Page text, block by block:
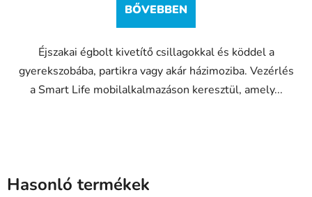
5,0
csillag.
BŐVEBBEN
Éjszakai égbolt kivetítő csillagokkal és köddel a
gyerekszobába, partikra vagy akár házimoziba. Vezérlés
a Smart Life mobilalkalmazáson keresztül, amely...
Hasonló termékek